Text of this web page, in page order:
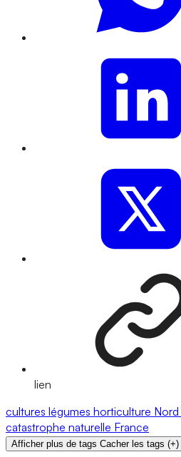
lien
cultures légumes horticulture Nord
catastrophe naturelle France
Afficher plus de tags Cacher les tags (+)